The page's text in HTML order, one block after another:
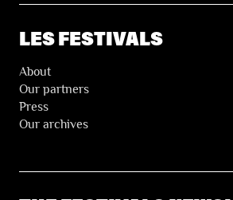
LES FESTIVALS
About
Our partners
Press
Our archives